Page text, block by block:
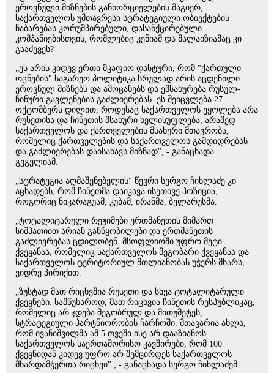
ეროვნული მიზნების განხორციელების მაგიერ,
საქართველოს უმთავრესი სტრატეგიული ობიექტების
ჩაბარებას კორუმპირებული, დასანქცირებული
კომპანიებისთვის, რომლებიც კენიამ და მალაიზიამაც კი
გააძევეს?
„ეს არის კიდევ ერთი მკაფიო დასტური, რომ "ქართული
ოცნების" საგარეო პოლიტიკა სრულად არის აცდენილი
ეროვნულ მიზნებს და ამოცანებს და ემსახურება რუსულ-
ჩინური გავლენების გაძლიერებას. ეს შეიცვლება 27
ოქტომბერს დილით, როდესაც საქართველოს ეყოლება არა
რუსეთისა და ჩინეთის მსახური ხელისუფლება, არამედ
საქართველოს და ქართველების მსახური მთავრობა,
რომელიც ქართველების და საქართველოს გამდიდრებას
და გაძლიერებას დაისახავს მიზნად", - განაცხადა
გეგელიამ.
„სტრატეგია აღმაშენებელის" წევრი სერგო ჩიხლაძე კი
აცხადებს, რომ ჩინეთმა დაიკავა ისეთივე პოზიცია,
როგორიც ნიკარაგუამ, კუბამ, ირანმა, ბელარუსმა.
„ტოტალიტარული რეჟიმები ერთმანეთის მიმართ
სიმპათიით არიან განწყობილები და ერთმანეთის
გაძლიერებას ცდილობენ. მსოფლიოში უფრო მეტი
ქვეყანაა, რომელიც საქართველოს მეგობარი ქვეყანაა და
საქართველოს ტერიტორიულ მთლიანობას უჭერს მხარს,
ვიდრე პირიქით.
„ზუსტად მათ რიცხვშია რუსეთი და სხვა ტოტალიტარული
ქვეყნები. სამწუხაროდ, მათ რიცხვია ჩინეთის რესპუბლიკაც,
რომელიც არ ჯდება მეგობრულ და მითუმეტეს,
სტრატეგიული პარტნიორობის ჩარჩოში. მთავარია ახლა,
რომ ივანიშვილმა ამ 5 თვეში ისე არ დააზიანოს
საქართველოს საერთაშორისო კავშირები, რომ 100
ქვეყნიდან კიდევ უფრო არ შემცირდეს საქართველოს
მხარდამჭერთა რიცხვი" , - განაცხადა სერგო ჩიხლაძემ.